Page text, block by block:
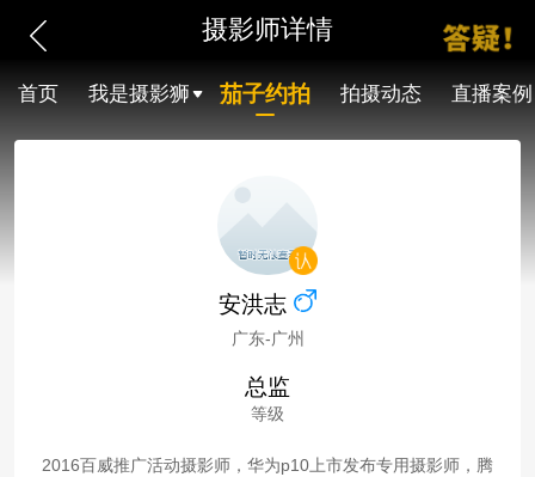
摄影师详情
首页 我是摄影狮 茄子约拍 拍摄动态 直播案例
安洪志
广东-广州
总监
等级
2016百威推广活动摄影师，华为p10上市发布专用摄影师，腾